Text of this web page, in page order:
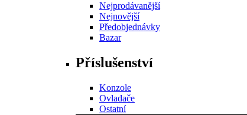
Nejprodávanější
Nejnovější
Předobjednávky
Bazar
Příslušenství
Konzole
Ovladače
Ostatní